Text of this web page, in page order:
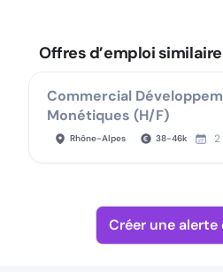
Offres d’emploi
Commercial
Monétiques (H/F)
Rhône-Alpes 38-46k
Créer une alerte